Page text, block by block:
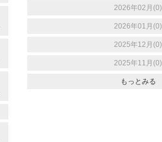
2026年02月(0)
2026年01月(0)
2025年12月(0)
2025年11月(0)
もっとみる